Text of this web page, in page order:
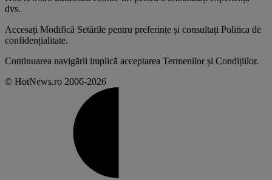
dvs.
Accesați Modifică Setările pentru preferințe și consultați Politica de
confidențialitate.
Continuarea navigării implică acceptarea Termenilor și Condițiilor.
© HotNews.ro 2006-2026